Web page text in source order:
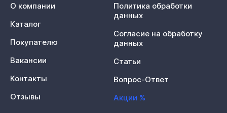
О компании
Каталог
Покупателю
Вакансии
Контакты
Отзывы
Политика обработки
данных
Согласие на обработку
данных
Статьи
Вопрос-Ответ
Акции %